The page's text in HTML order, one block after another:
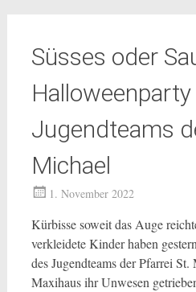
Süsses oder
Halloweenparty
Jugendteams
Michael
1. November 2022
Kürbisse soweit das Auge
verkleidete Kinder haben
des Jugendteams der Pfarrei
Maxihaus ihr Unwesen